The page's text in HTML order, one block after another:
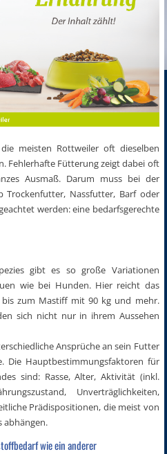
meisten Rottweiler oft dieselben
Fehlerhafte Fütterung zeigt dabei oft
Ausmaß. Darum muss bei der
Trockenfutter, Nassfutter, Barf oder
werden: eine bedarfsgerechte
gibt es so große Variationen
wie bei Hunden. Hier reicht das
zum Mastiff mit 90 kg und mehr.
sich nicht nur in ihrem Aussehen
Ansprüche an sein Futter
Die Hauptbestimmungsfaktoren für
sind: Rasse, Alter, Aktivität (inkl.
Unverträglichkeiten,
Prädispositionen, die meist von
abhängen.
wie ein anderer